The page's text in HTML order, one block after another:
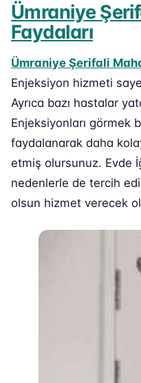
Ümraniye
Faydaları
Ümraniye Şerifali
Enjeksiyon hizmeti
Ayrıca bazı hastalar
Enjeksiyonları görmek
faydalanarak daha
etmiş olursunuz. Evde
nedenlerle de tercih
olsun hizmet verecek